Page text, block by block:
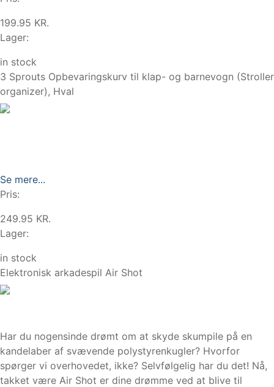
199.95 KR.
Lager:
in stock
3 Sprouts Opbevaringskurv til klap- og barnevogn (Stroller
organizer), Hval
Se mere...
Pris:
249.95 KR.
Lager:
in stock
Elektronisk arkadespil Air Shot
Har du nogensinde drømt om at skyde skumpile på en
kandelaber af svævende polystyrenkugler? Hvorfor
spørger vi overhovedet, ikke? Selvfølgelig har du det! Nå,
takket være Air Shot er dine drømme ved at blive til